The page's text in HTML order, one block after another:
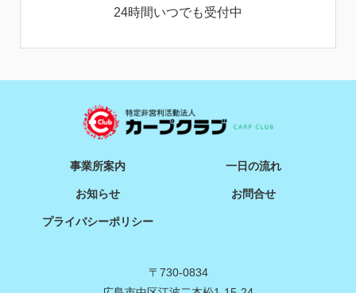
24時間いつでも受付中
事業所案内 一日の流れ
お知らせ お問合せ
プライバシーポリシー
〒730-0834